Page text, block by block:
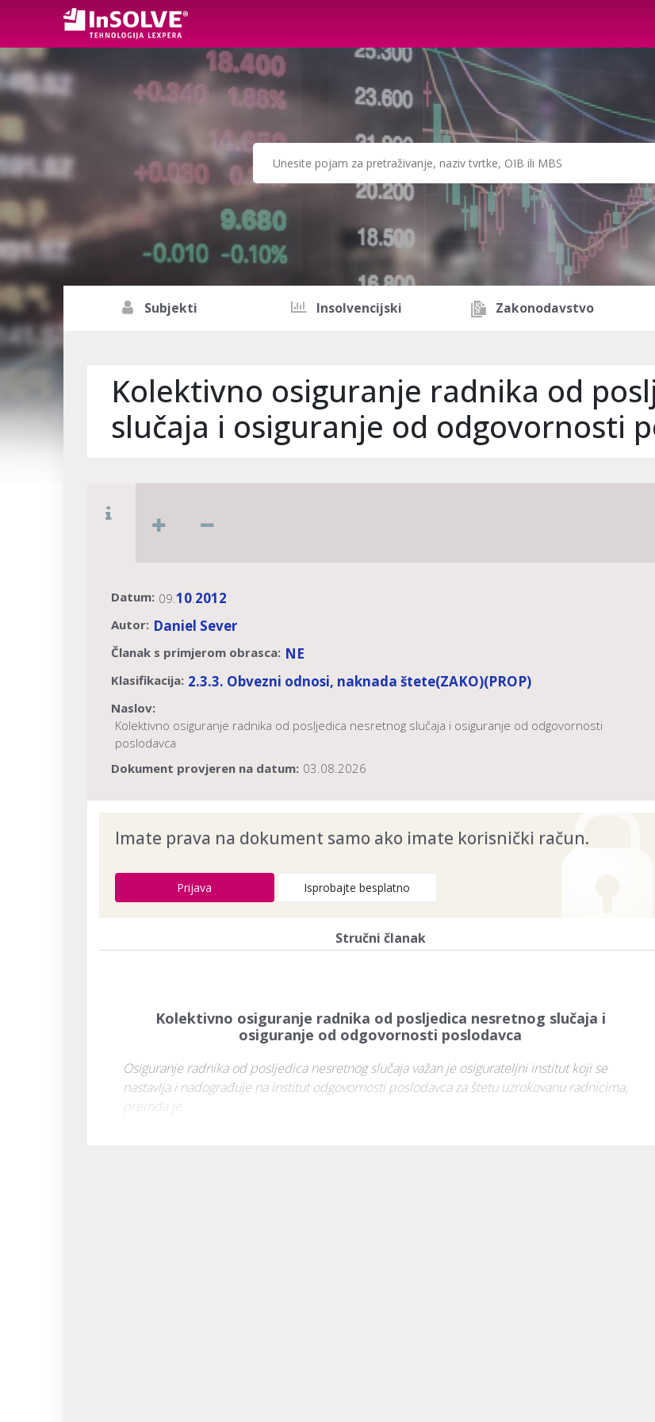
Subjekti Insolvencijski Zakonodavstvo
Kolektivno osiguranje radnika od
slučaja i osiguranje od odgovornosti
Datum: 09.10.2012
Autor: Daniel Sever
Članak s primjerom obrasca: NE
Klasifikacija: 2.3.3. Obvezni odnosi, naknada štete(ZAKO)(PROP)
Naslov:
Kolektivno osiguranje radnika od posljedica nesretnog slučaja i osiguranje od odgovornosti
poslodavca
Dokument provjeren na datum: 03.08.2026
Imate prava na dokument samo ako imate korisnički račun.
Prijava Isprobajte besplatno
Stručni članak
Kolektivno osiguranje radnika od posljedica nesretnog slučaja i
osiguranje od odgovornosti poslodavca
Osiguranje radnika od posljedica nesretnog slučaja važan je osigurateljni institut koji se
nastavlja i nadograđuje na institut odgovornosti poslodavca za štetu uzrokovanu radnicima,
premda je